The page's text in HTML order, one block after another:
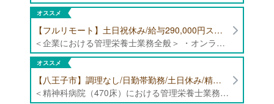
オススメ
【フルリモート】土日祝休み/給与290,000円スタート/残業少なめ 企業にて管理栄養士の募集！
＜企業における管理栄養士業務全般＞ ・オンラインでの栄養指導業務 ・サービス（生活習慣病重症化予防）の品質管理 ・専用アプリを通じたチャットでの栄養指導業務 ※フルリモートにて勤務可能です。 【応募条件】特定保健指導もしくは病院での栄養指導3年以上
オススメ
【八王子市】調理なし/日勤帯勤務/土日休み/精神科病院（470床）にて管理栄養士募集！
＜精神科病院（470床）における管理栄養士業務全般＞ ・入院患者様の栄養管理、栄養評価 ・栄養指導 ・献立内容の確認、食数管理 ・食札管理、食事内容の確認 ・各種書類作成、データ入力 ・その他、栄養科業務全般 ・ミールラウンドやイベントメニューの企画等 ※病床数:精神科385床、内科85床